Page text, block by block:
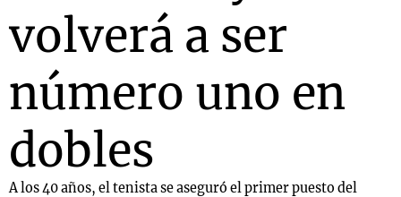
volverá a ser
número uno en
dobles
A los 40 años, el tenista se aseguró el primer puesto del